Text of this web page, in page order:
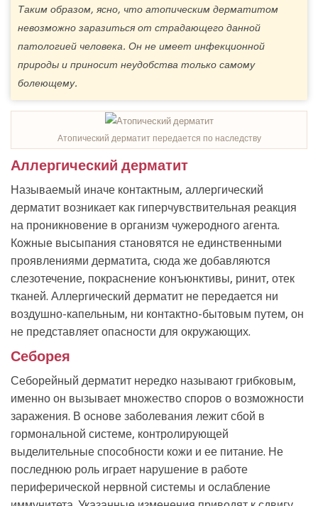
Таким образом, ясно, что атопическим дерматитом
невозможно заразиться от страдающего данной
патологией человека. Он не имеет инфекционной
природы и приносит неудобства только самому
болеющему.
Атопический дерматит передается по наследству
Аллергический дерматит
Называемый иначе контактным, аллергический
дерматит возникает как гиперчувствительная реакция
на проникновение в организм чужеродного агента.
Кожные высыпания становятся не единственными
проявлениями дерматита, сюда же добавляются
слезотечение, покраснение конъюнктивы, ринит, отек
тканей. Аллергический дерматит не передается ни
воздушно-капельным, ни контактно-бытовым путем, он
не представляет опасности для окружающих.
Себорея
Себорейный дерматит нередко называют грибковым,
именно он вызывает множество споров о возможности
заражения. В основе заболевания лежит сбой в
гормональной системе, контролирующей
выделительные способности кожи и ее питание. Не
последнюю роль играет нарушение в работе
периферической нервной системы и ослабление